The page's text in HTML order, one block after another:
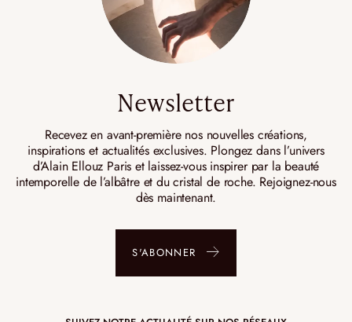
Newsletter
Recevez en avant-première nos nouvelles créations,
inspirations et actualités exclusives. Plongez dans l’univers
d’Alain Ellouz Paris et laissez-vous inspirer par la beauté
intemporelle de l’albâtre et du cristal de roche. Rejoignez-nous
dès maintenant.
S'ABONNER